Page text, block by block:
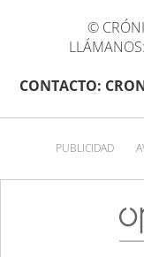
©
CONTACTO:
PUBLICIDAD